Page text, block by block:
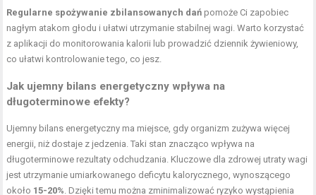
Regularne spożywanie zbilansowanych dań pomoże Ci zapobiec
nagłym atakom głodu i ułatwi utrzymanie stabilnej wagi. Warto korzystać
z aplikacji do monitorowania kalorii lub prowadzić dziennik żywieniowy,
co ułatwi kontrolowanie tego, co jesz.
Jak ujemny bilans energetyczny wpływa na
długoterminowe efekty?
Ujemny bilans energetyczny ma miejsce, gdy organizm zużywa więcej
energii, niż dostaje z jedzenia. Taki stan znacząco wpływa na
długoterminowe rezultaty odchudzania. Kluczowe dla zdrowej utraty wagi
jest utrzymanie umiarkowanego deficytu kalorycznego, wynoszącego
około 15-20% . Dzięki temu można zminimalizować ryzyko wystąpienia